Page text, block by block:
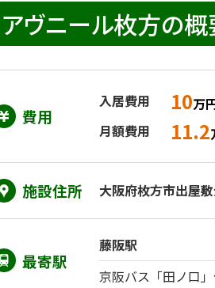
アヴニール枚方の
費用
入居費用 10万
月額費用
11.2
施設住所 大阪府枚方市出屋
最寄駅
藤阪駅
京阪バス「田ノ口